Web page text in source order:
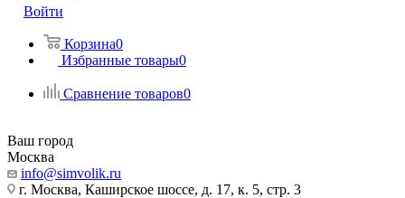
Войти
Корзина0
Избранные товары0
Сравнение товаров0
Ваш город
Москва
info@simvolik.ru
г. Москва, Каширское шоссе, д. 17, к. 5, стр. 3